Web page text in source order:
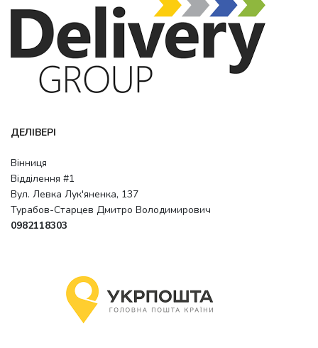
ДЕЛІВЕРІ
Вінниця
Відділення #1
Вул. Левка Лук'яненка, 137
Турабов-Старцев Дмитро Володимирович
0982118303